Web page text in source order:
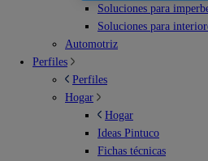
Soluciones para
Soluciones para
Automotriz
Perfiles
Perfiles
Hogar
Hogar
Ideas Pintuco
Fichas técnicas